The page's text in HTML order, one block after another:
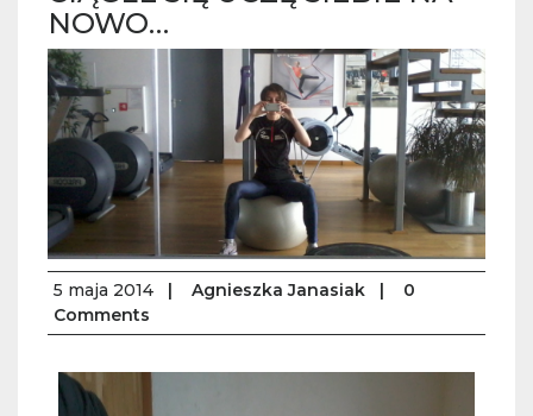
NOWO…
5 maja 2014 | Agnieszka Janasiak |
0
Comments